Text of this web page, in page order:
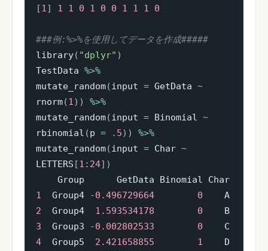
[1] 1 1 0 1 0 0 1 1 1 0
###例:%>%を使用してデータを作成#####
library( "dplyr" )
TestData %>%
mutate_random(input = GetData ~
rnorm(1) )
%>%
mutate_random(input = Binomial ~
rbinomial (p = .5) )
%>%
mutate_random(input = Char ~
LETTERS [1 : 24] )
1
  Group4
-0.496729664 0
2
  Group4
1.593534178 0
3
  Group3
-0.002802533 0
4
  Group5
2.421658855 1